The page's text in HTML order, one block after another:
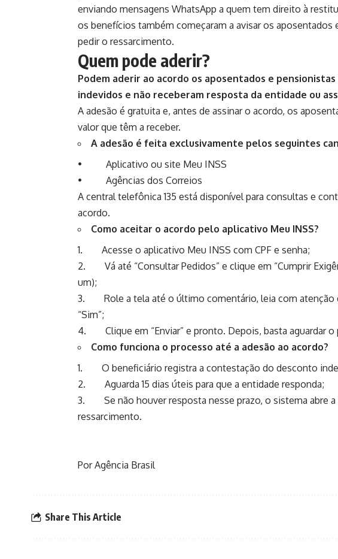
enviando mensagens WhatsApp a quem tem direito à
os benefícios também começaram a avisar os
pedir o ressarcimento.
Quem pode aderir?
Podem aderir ao acordo os aposentados e
indevidos e não receberam resposta da entidade ou
A adesão é gratuita e, antes de assinar o acordo, os
valor que têm a receber.
A adesão é feita exclusivamente pelos seguintes
• Aplicativo ou site Meu INSS
• Agências dos Correios
A central telefônica 135 está disponível para consultas e
acordo.
Como aceitar o acordo pelo aplicativo Meu INSS?
1. Acesse o aplicativo Meu INSS com CPF e senha;
2. Vá até “Consultar Pedidos” e clique em “Cumprir
um);
3. Role a tela até o último comentário, leia com atenção
“Sim”;
4. Clique em “Enviar” e pronto. Depois, basta aguardar o
Como funciona o processo até a adesão ao acordo?
1. O beneficiário registra a contestação do desconto
2. Aguarda 15 dias úteis para que a entidade responda;
3. Se não houver resposta nesse prazo, o sistema abre a
ressarcimento.
Por Agência Brasil
Share This Article